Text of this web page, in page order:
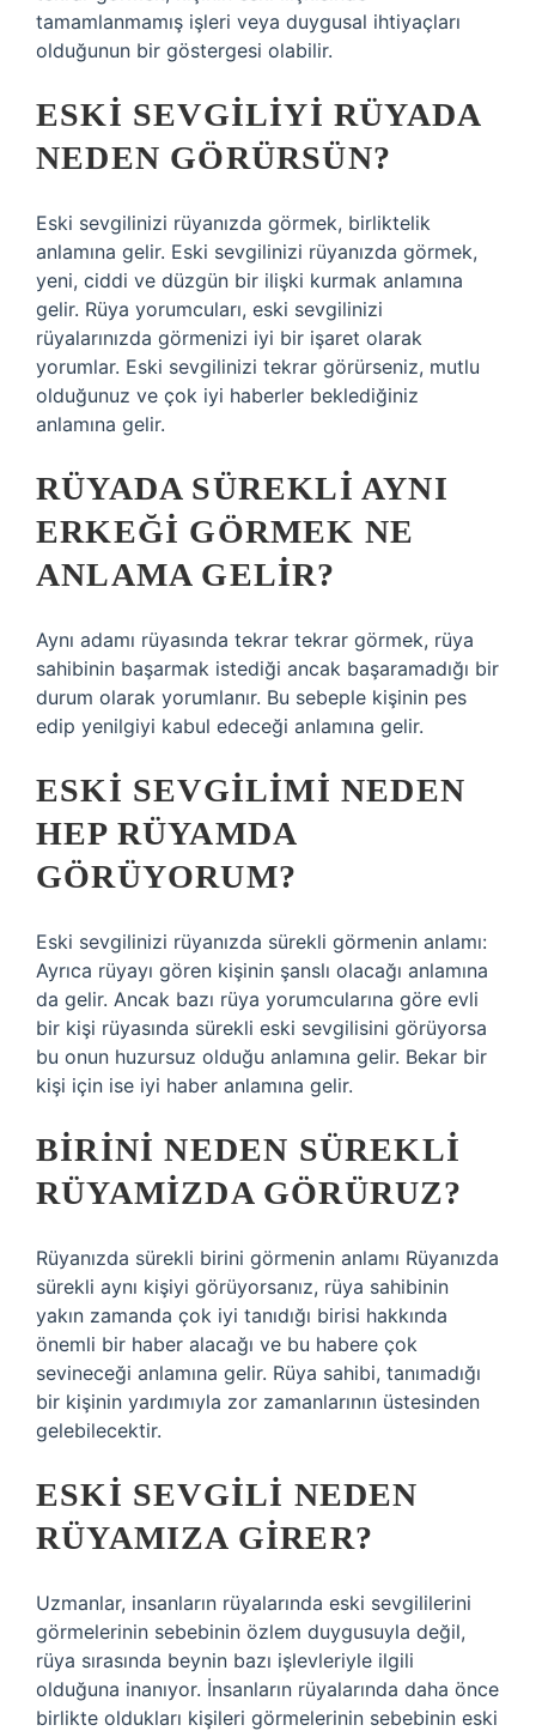
tamamlanmamış işleri veya duygusal ihtiyaçları
olduğunun bir göstergesi olabilir.
ESKI SEVGILIYI RÜYADA
NEDEN GÖRÜRSÜN?
Eski sevgilinizi rüyanızda görmek, birliktelik
anlamına gelir. Eski sevgilinizi rüyanızda görmek,
yeni, ciddi ve düzgün bir ilişki kurmak anlamına
gelir. Rüya yorumcuları, eski sevgilinizi
rüyalarınızda görmenizi iyi bir işaret olarak
yorumlar. Eski sevgilinizi tekrar görürseniz, mutlu
olduğunuz ve çok iyi haberler beklediğiniz
anlamına gelir.
RÜYADA SÜREKLI AYNI
ERKEĞI GÖRMEK NE
ANLAMA GELIR?
Aynı adamı rüyasında tekrar tekrar görmek, rüya
sahibinin başarmak istediği ancak başaramadığı bir
durum olarak yorumlanır. Bu sebeple kişinin pes
edip yenilgiyi kabul edeceği anlamına gelir.
ESKI SEVGILIMI NEDEN
HEP RÜYAMDA
GÖRÜYORUM?
Eski sevgilinizi rüyanızda sürekli görmenin anlamı:
Ayrıca rüyayı gören kişinin şanslı olacağı anlamına
da gelir. Ancak bazı rüya yorumcularına göre evli
bir kişi rüyasında sürekli eski sevgilisini görüyorsa
bu onun huzursuz olduğu anlamına gelir. Bekar bir
kişi için ise iyi haber anlamına gelir.
BIRINI NEDEN SÜREKLI
RÜYAMIZDA GÖRÜRUZ?
Rüyanızda sürekli birini görmenin anlamı Rüyanızda
sürekli aynı kişiyi görüyorsanız, rüya sahibinin
yakın zamanda çok iyi tanıdığı birisi hakkında
önemli bir haber alacağı ve bu habere çok
sevineceği anlamına gelir. Rüya sahibi, tanımadığı
bir kişinin yardımıyla zor zamanlarının üstesinden
gelebilecektir.
ESKI SEVGILI NEDEN
RÜYAMIZA GIRER?
Uzmanlar, insanların rüyalarında eski sevgililerini
görmelerinin sebebinin özlem duygusuyla değil,
rüya sırasında beynin bazı işlevleriyle ilgili
olduğuna inanıyor. İnsanların rüyalarında daha önce
birlikte oldukları kişileri görmelerinin sebebinin eski